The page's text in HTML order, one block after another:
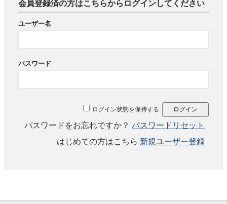
会員登録済の方はこちらからログインしてください
ユーザー名
パスワード
ログイン状態を保持する
パスワードをお忘れですか？パスワードリセット
はじめての方はこちら 新規ユーザー登録